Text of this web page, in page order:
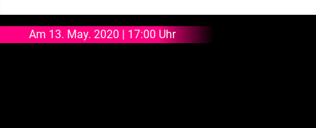
Am 13. May. 2020 | 17:00 Uhr